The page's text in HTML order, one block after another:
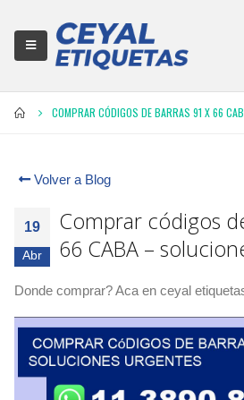
COMPRAR CÓDIGOS DE BARRAS 91 X 66
Volver a Blog
19
Abr
Comprar códigos
66 CABA –
Donde comprar? Aca en ceyal